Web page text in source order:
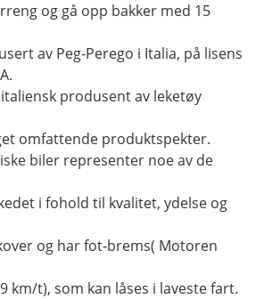
og gå opp bakker med 15
av Peg-Perego i Italia, på lisens
produsent av leketøy
omfattende produktspekter.
biler representer noe av de
i fohold til kvalitet, ydelse og
og har fot-brems( Motoren
km/t), som kan låses i laveste fart.